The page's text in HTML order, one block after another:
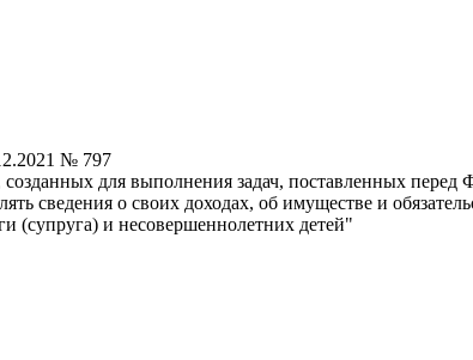
№ 797
для выполнения задач, поставленных
сведения о своих доходах, об имуществе и
(супруга) и несовершеннолетних детей"